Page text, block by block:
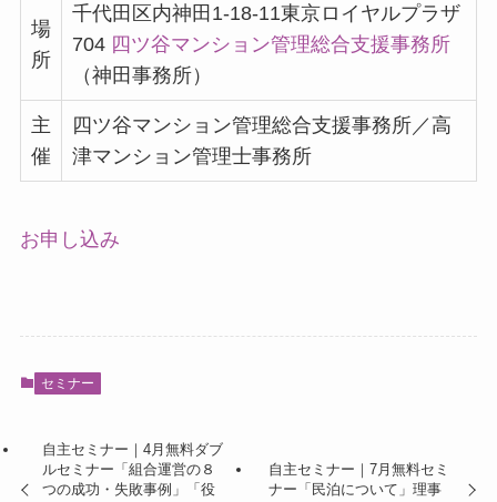
場
所
千代田区内神田1-18-11東京ロイヤルプラザ
704 四ツ谷マンション管理総合支援事務所
（神田事務所）
主
催
四ツ谷マンション管理総合支援事務所／高
津マンション管理士事務所
お申し込み
セミナー
自主セミナー｜4月無料ダブ
ルセミナー「組合運営の８
つの成功・失敗事例」「役
自主セミナー｜7月無料セミ
ナー「民泊について」理事